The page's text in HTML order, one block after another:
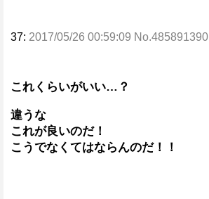
37: 2017/05/26 00:59:09 No.485891390
これくらいがいい…？
違うな
これが良いのだ！
こうでなくてはならんのだ！！